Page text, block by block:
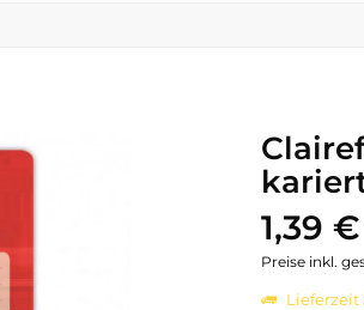
1,39
Preise inkl.
Lieferzeit